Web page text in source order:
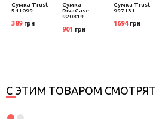
Сумка Trust
541099
389 грн
Сумка
RivaCase
920819
901 грн
Сумка Trust
997131
1694 грн
С ЭТИМ ТОВАРОМ СМОТРЯТ